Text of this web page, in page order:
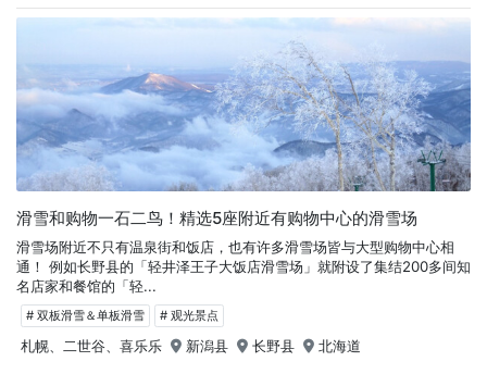
滑雪和购物一石二鸟！精选5座附近有购物中心的滑雪场
滑雪场附近不只有温泉街和饭店，也有许多滑雪场皆与大型购物中心相
通！ 例如长野县的「轻井泽王子大饭店滑雪场」就附设了集结200多间知
名店家和餐馆的「轻...
# 双板滑雪＆单板滑雪 # 观光景点
札幌、二世谷、喜乐乐 新潟县 长野县 北海道